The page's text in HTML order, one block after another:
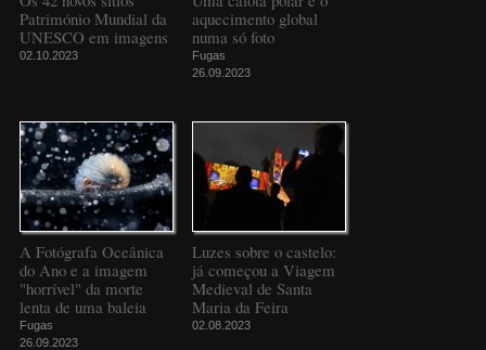
Património Mundial da
UNESCO em imagens
02.10.2023
aquecimento global
numa só foto
Fugas
26.09.2023
A Fotógrafa Oceânica
do Ano e a imagem
"horrível" da morte
lenta de uma baleia
Fugas
26.09.2023
Luzes sobre o castelo:
já começou a Viagem
Medieval de Santa
Maria da Feira
02.08.2023